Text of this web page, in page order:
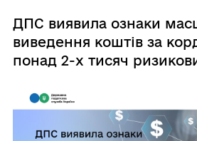
ДПС виявила ознаки
виведення коштів за
понад 2-х тисяч